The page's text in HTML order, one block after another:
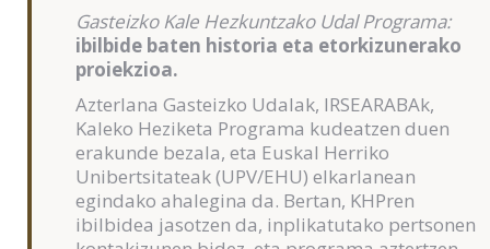
Gasteizko Kale Hezkuntzako Udal Programa:
ibilbide baten historia eta etorkizunerako
proiekzioa.
Azterlana Gasteizko Udalak, IRSEARABAk,
Kaleko Heziketa Programa kudeatzen duen
erakunde bezala, eta Euskal Herriko
Unibertsitateak (UPV/EHU) elkarlanean
egindako ahalegina da. Bertan, KHPren
ibilbidea jasotzen da, inplikatutako pertsonen